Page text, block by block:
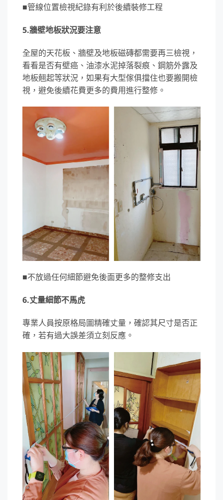
■管線位置檢視紀錄有利於後續裝修工程
5.牆壁地板狀況要注意
全屋的天花板、牆壁及地板磁磚都需要再三檢視，
看看是否有壁癌、油漆水泥掉落裂痕、鋼筋外露及
地板翹起等狀況，如果有大型傢俱擋住也要搬開檢
視，避免後續花費更多的費用進行整修。
■不放過任何細節避免後面更多的整修支出
6.丈量細節不馬虎
專業人員按原格局圖精確丈量，確認其尺寸是否正
確，若有過大誤差須立刻反應。